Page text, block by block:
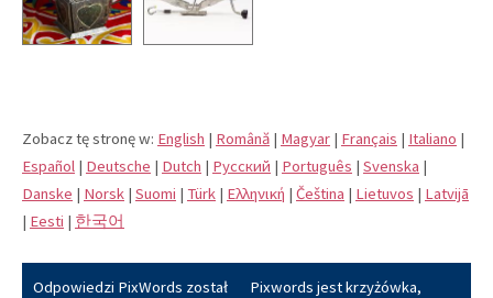
Zobacz tę stronę w: English | Română | Magyar | Français | Italiano |
Español | Deutsche | Dutch | Pусский | Português | Svenska |
Danske | Norsk | Suomi | Türk | Eλληνική | Čeština | Lietuvos | Latvijā
| Eesti | 한국어
Odpowiedzi PixWords został
Pixwords jest krzyżówka,